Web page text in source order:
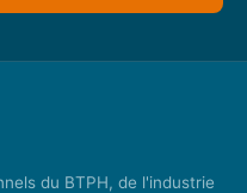
du BTPH, de l'industrie